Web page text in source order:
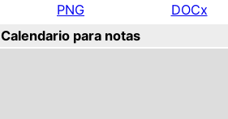
PNG
DOCx
Calendario para notas